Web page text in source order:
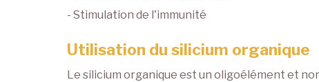
- Stimulation de l'immunité
Utilisation du silicium organique
Le silicium organique est un oligoélément et